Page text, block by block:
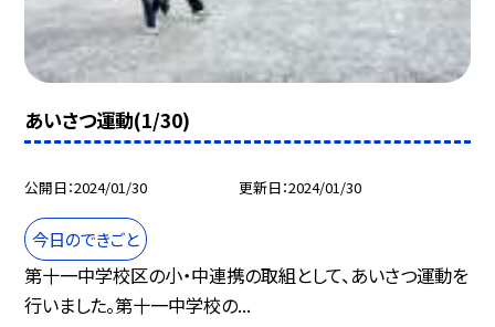
あいさつ運動(1/30)
公開日 2024/01/30 更新日 2024/01/30
今日のできごと
第十一中学校区の小・中連携の取組として、あいさつ運動を
行いました。第十一中学校の...